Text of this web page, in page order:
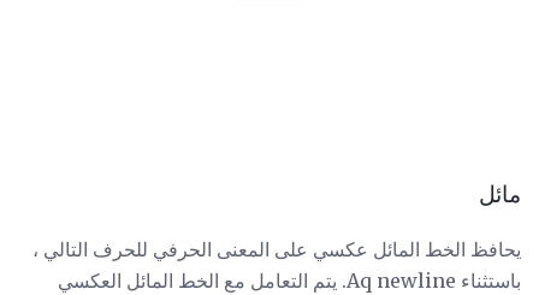
مائل
يحافظ الخط المائل عكسي على المعنى الحرفي للحرف التالي ،
باستثناء Aq newline. يتم التعامل مع الخط المائل العكسي